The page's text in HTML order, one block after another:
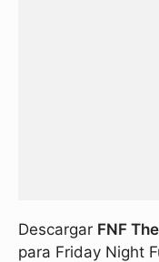
Descargar FNF
para Friday Night